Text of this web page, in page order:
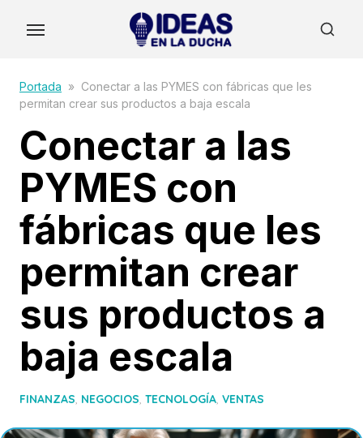
contentPortada » Conectar a las PYMES con fábricas que les
permitan crear sus productos a baja escala
Conectar a las
PYMES con
fábricas que les
permitan crear
sus productos a
baja escala
FINANZAS, NEGOCIOS, TECNOLOGÍA, VENTAS